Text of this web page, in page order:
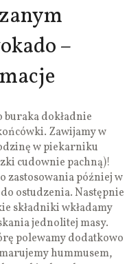
–
dokładnie
Zawijamy w
w piekarniku
cudownie pachną)!
zastosowania później w
ostudzenia. Następnie
składniki wkładamy
jednolitej masy.
polewamy dodatkowo
hummusem,